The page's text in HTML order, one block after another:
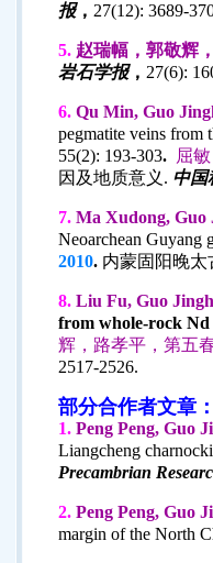
报， 27(12): 3689-
5. 赵瑞幅，郭敬辉
岩石学报， 27(6):
6. Qu Min, Guo
pegmatite veins from
55(2): 193-303. 屈
因及地质意义. 中国
7. Ma Xudong,
Neoarchean Guyang
2010. 内蒙固阳晚太
8. Liu Fu, Guo
from whole-rock Nd
辉，路孝平，第五
2517-2526.
部分合作者文章
1. Peng Peng, Guo
Liangcheng
Precambrian
2. Peng Peng, Guo
margin of the North